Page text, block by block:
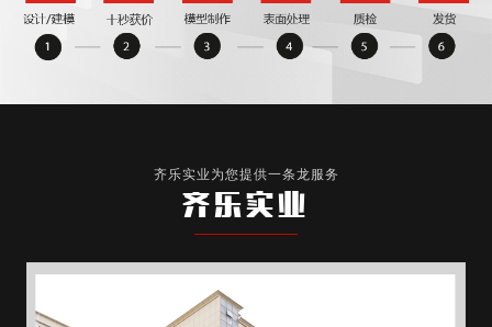
齐乐实业为您提供一条龙服务
齐乐实业